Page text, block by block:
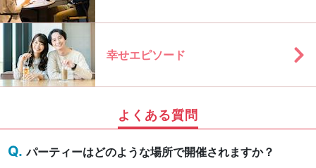
幸せエピソード
よくある質問
パーティーはどのような場所で開催されますか？